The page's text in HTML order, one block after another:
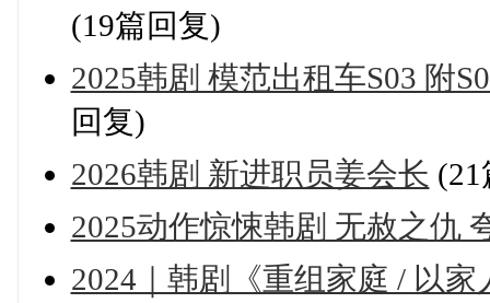
(19篇回复)
2025韩剧 模范出租车S03 附
回复)
2026韩剧 新进职员姜会长
2025动作惊悚韩剧 无赦之仇
2024｜韩剧《重组家庭 / 以